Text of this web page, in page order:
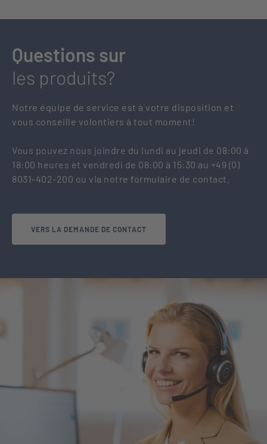
Questions sur
les produits?
Notre équipe de service est à votre disposition et
vous conseille volontiers à tout moment!
Vous pouvez nous joindre du lundi au jeudi de 08:00 à
18:00 heures et vendredi de 08:00 à 15:30 au +49 (0)
8031-402-200 ou via notre formulaire de contact.
VERS LA DEMANDE DE CONTACT